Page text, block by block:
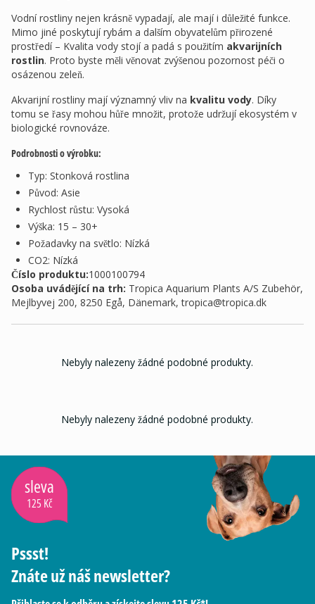
Vodní rostliny nejen krásně vypadají, ale mají i důležité funkce.
Mimo jiné poskytují rybám a dalším obyvatelům přirozené
prostředí – Kvalita vody stojí a padá s použitím akvarijních
rostlin. Proto byste měli věnovat zvýšenou pozornost péči o
osázenou zeleň.
Akvarijní rostliny mají významný vliv na kvalitu vody. Díky
tomu se řasy mohou hůře množit, protože udržují ekosystém v
biologické rovnováze.
Podrobnosti o výrobku:
Typ: Stonková rostlina
Původ: Asie
Rychlost růstu: Vysoká
Výška: 15 – 30+
Požadavky na světlo: Nízká
CO2: Nízká
Číslo produktu:1000100794
Osoba uvádějící na trh: Tropica Aquarium Plants A/S Zubehör,
Mejlbyvej 200, 8250 Egå, Dänemark,tropica@tropica.dk
Nebyly nalezeny žádné podobné produkty.
Nebyly nalezeny žádné podobné produkty.
sleva
125 Kč
Pssst!
Znáte už náš newsletter?